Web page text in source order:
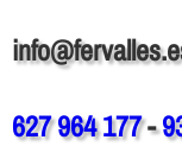
627 964 177-